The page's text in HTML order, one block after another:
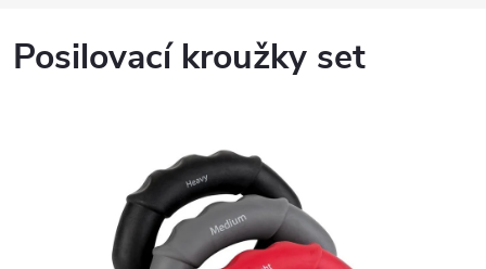
Posilovací kroužky set